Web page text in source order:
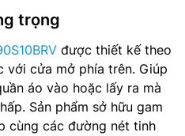
trọng
được thiết kế theo
với cửa mở phía trên. Giúp
áo vào hoặc lấy ra mà
Sản phẩm sở hữu gam
cùng các đường nét tinh